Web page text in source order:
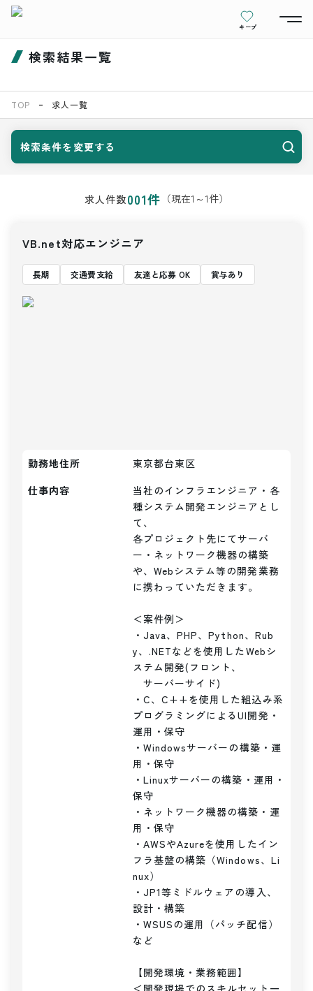
キープ
検索結果一覧
TOP 求人一覧
検索条件を変更する
求人件数001件 （現在1 ～1件）
VB.net対応エンジニア
長期 交通費支給 友達と応募 OK 賞与あり
勤務地住所
東京都台東区
仕事内容
当社のインフラエンジニア・各
種システム開発エンジニアとし
て、
各プロジェクト先にてサーバ
ー・ネットワーク機器の構築
や、Webシステム等の開発業務
に携わっていただきます。
＜案件例＞
・Java、PHP、Python、Rub
y、.NETなどを使用したWebシ
ステム開発(フロント、
サーバーサイド)
・C、C++を使用した組込み系
プログラミングによるUI開発・
運用・保守
・Windowsサーバーの構築・運
用・保守
・Linuxサーバーの構築・運用・
保守
・ネットワーク機器の構築・運
用・保守
・AWSやAzureを使用したイン
フラ基盤の構築（Windows、Li
nux）
・JP1等ミドルウェアの導入、
設計・構築
・WSUSの運用（パッチ配信）
など
【開発環境・業務範囲】
＜開発現場でのスキルセット一